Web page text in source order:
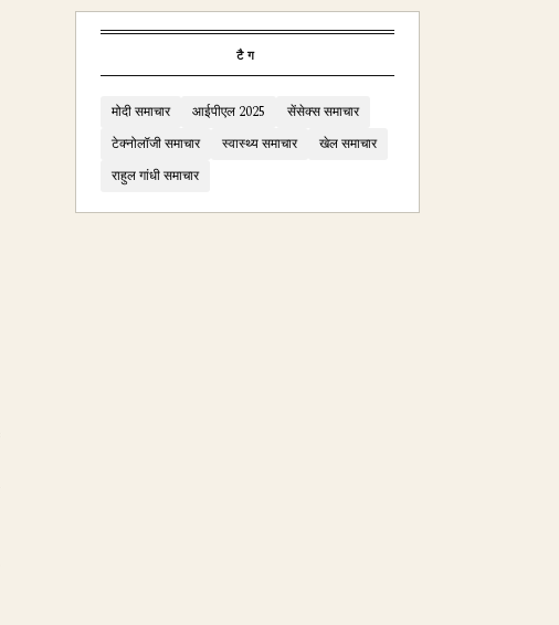
टैग
मोदी समाचार आईपीएल 2025
सेंसेक्स समाचार
टेक्नोलॉजी समाचार
स्वास्थ्य समाचार
खेल समाचार
राहुल गांधी समाचार